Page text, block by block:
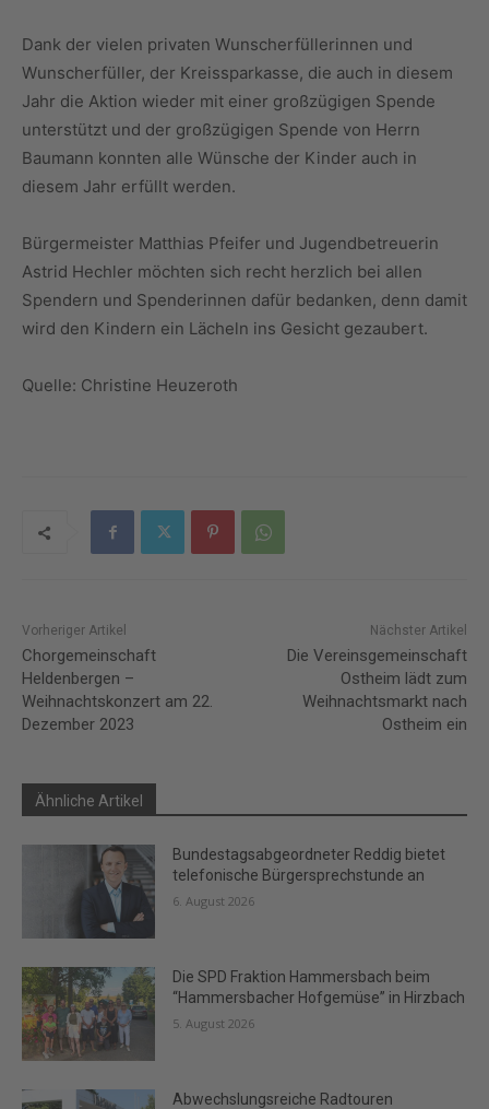
Dank der vielen privaten Wunscherfüllerinnen und
Wunscherfüller, der Kreissparkasse, die auch in diesem
Jahr die Aktion wieder mit einer großzügigen Spende
unterstützt und der großzügigen Spende von Herrn
Baumann konnten alle Wünsche der Kinder auch in
diesem Jahr erfüllt werden.
Bürgermeister Matthias Pfeifer und Jugendbetreuerin
Astrid Hechler möchten sich recht herzlich bei allen
Spendern und Spenderinnen dafür bedanken, denn damit
wird den Kindern ein Lächeln ins Gesicht gezaubert.
Quelle: Christine Heuzeroth
Vorheriger Artikel
Chorgemeinschaft
Heldenbergen –
Weihnachtskonzert am 22.
Dezember 2023
Nächster Artikel
Die Vereinsgemeinschaft
Ostheim lädt zum
Weihnachtsmarkt nach
Ostheim ein
Ähnliche Artikel
Bundestagsabgeordneter Reddig bietet
telefonische Bürgersprechstunde an
6. August 2026
Die SPD Fraktion Hammersbach beim
“Hammersbacher Hofgemüse” in Hirzbach
5. August 2026
Abwechslungsreiche Radtouren